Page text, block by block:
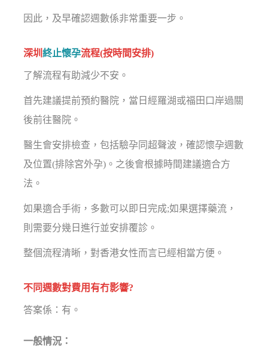
因此，及早確認週數係非常重要一步。
深圳終止懷孕流程(按時間安排)
了解流程有助減少不安。
首先建議提前預約醫院，當日經羅湖或福田口岸過關
後前往醫院。
醫生會安排檢查，包括驗孕同超聲波，確認懷孕週數
及位置(排除宮外孕)。之後會根據時間建議適合方
法。
如果適合手術，多數可以即日完成;如果選擇藥流，
則需要分幾日進行並安排覆診。
整個流程清晰，對香港女性而言已經相當方便。
不同週數對費用有冇影響?
答案係：有。
一般情況：